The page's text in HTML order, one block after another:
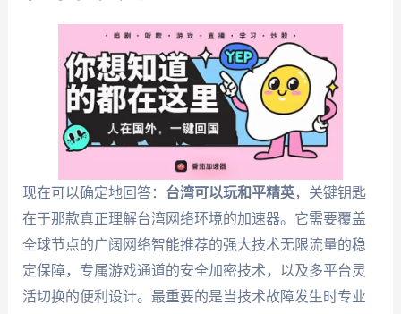
现在可以确定地回答： 台湾可以玩和平精英，关键钥匙
在于那款真正理解台湾网络环境的加速器。它需要覆盖
全球节点的广阔网络智能推荐的强大技术无限流量的稳
定保障，专属游戏通道的安全加密技术，以及多平台灵
活切换的便利设计。最重要的是当技术故障发生时专业